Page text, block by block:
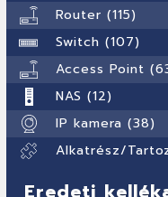
Router (115)
Switch (107)
Access Point
NAS (12)
IP kamera (38)
Alkatrész/
Eredeti